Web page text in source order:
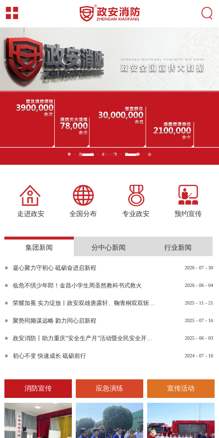
走进政安 全国分布 专业政安 预约宣传
集团新闻 分中心新闻 行业新闻
2026 - 07 - 30
凝心聚力守初心 砥砺奋进启新程
2026 - 06 - 04
临危不惧少年郎！金昌小学生周圣然教科书式救火
2025 - 11 - 21
荣耀加冕 实力绽放丨政安双雄唐露轩、鞠青桐双双斩获“渝消蓝盾讲师团金牌讲师”比武竞赛决赛大奖
2025 - 07 - 16
聚势同频谋远略 勠力同心启新程
2025 - 06 - 03
政安消防丨助力重庆“安全生产月”活动暨全民安全开放日活动
2024 - 07 - 16
初心不变 快速成长 砥砺前行
消防宣传 应急演练 宣传活动